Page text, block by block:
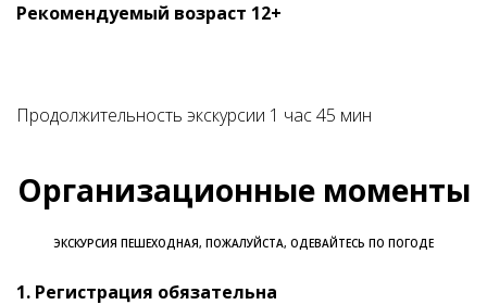
Рекомендуемый возраст 12+
Продолжительность экскурсии 1 час 45 мин
Организационные моменты
ЭКСКУРСИЯ ПЕШЕХОДНАЯ, ПОЖАЛУЙСТА, ОДЕВАЙТЕСЬ ПО ПОГОДЕ
1. Регистрация обязательна